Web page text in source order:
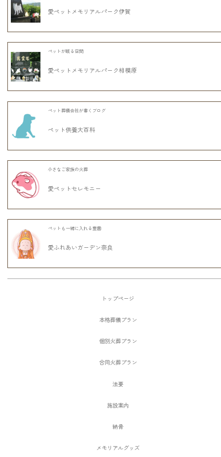
愛ペットメモリアルパーク伊賀
ペットが眠る空間
愛ペットメモリアルパーク相模原
ペット葬儀会社が書くブログ
ペット供養大百科
小さなご家族の火葬
愛ペットセレモニー
ペットも一緒に入れる霊園
愛ふれあいガーデン奈良
トップページ
本格葬儀プラン
個別火葬プラン
合同火葬プラン
法要
施設案内
納骨
メモリアルグッズ